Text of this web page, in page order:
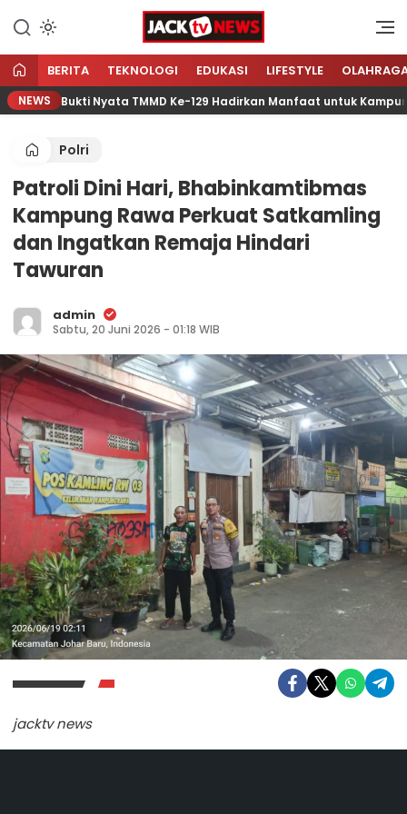
konten
Jacktvnews.com
Sumber Referensi Terpercaya
BERITA TEKNOLOGI EDUKASI LIFESTYLE
NEWS
Bukti Nyata TMMD Ke-129 Hadirkan Manfaat untuk Kampung
Polri
Patroli Dini Hari, Bhabinkamtibmas
Kampung Rawa Perkuat Satkamling
dan Ingatkan Remaja Hindari
Tawuran
admin
Sabtu, 20 Juni 2026 - 01:18 WIB
jacktv news